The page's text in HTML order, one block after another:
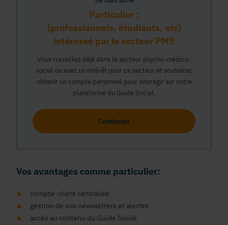
Particulier :
(professionnels, étudiants, etc)
intéressé par le secteur PMS
Vous travaillez déjà dans le secteur psycho-médico-
social ou avez un intérêt pour ce secteur et souhaitez
obtenir un compte personnel pour interagir sur notre
plateforme du Guide Social.
Continuer
Vos avantages comme particulier:
compte-client centralisé
gestion de vos newsletters et alertes
accés au contenu du Guide Social